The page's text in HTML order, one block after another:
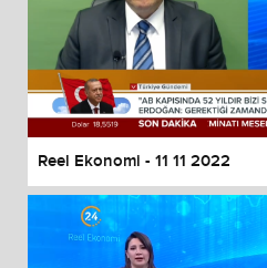
Reel Ekonomi - 11 11 2022